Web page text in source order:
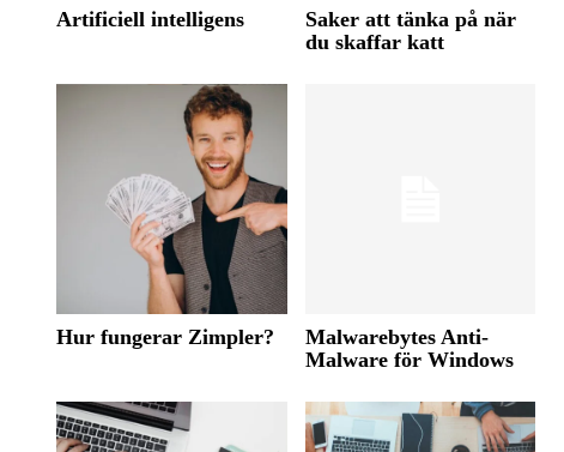
Artificiell intelligens
Saker att tänka på när
du skaffar katt
Hur fungerar Zimpler?
Malwarebytes Anti-
Malware för Windows